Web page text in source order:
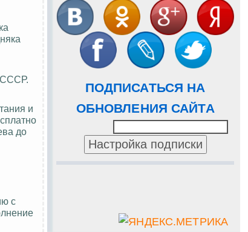
ПОДПИСАТЬСЯ НА
ОБНОВЛЕНИЯ САЙТА
СССР.
и
до
с